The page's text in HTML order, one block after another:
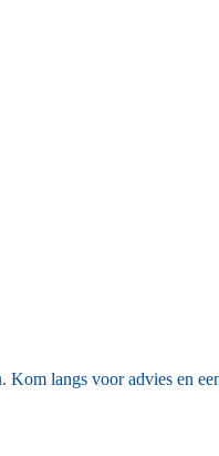
Kom langs voor advies en